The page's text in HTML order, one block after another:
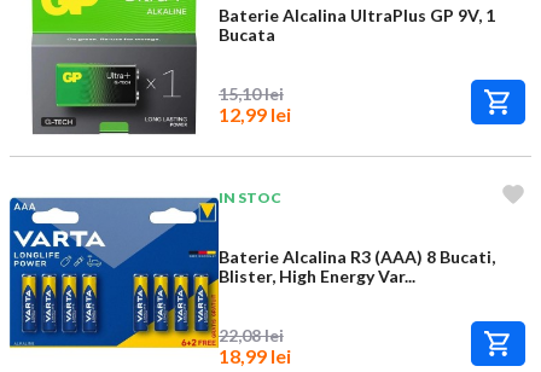
Baterie Alcalina UltraPlus GP 9V, 1
Bucata
15,10 lei
12,99 lei
IN STOC
Baterie Alcalina R3 (AAA) 8 Bucati,
Blister, High Energy Var...
22,08 lei
18,99 lei